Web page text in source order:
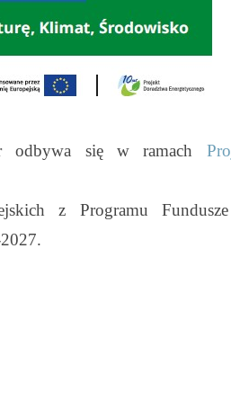
odbywa się w ramach
z Programu